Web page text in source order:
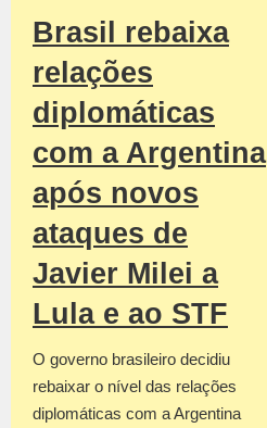
Brasil rebaixa
relações
diplomáticas
com a Argentina
após novos
ataques de
Javier Milei a
Lula e ao STF
O governo brasileiro decidiu
rebaixar o nível das relações
diplomáticas com a Argentina